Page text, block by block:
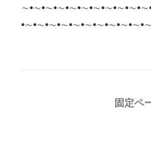
固定ペ